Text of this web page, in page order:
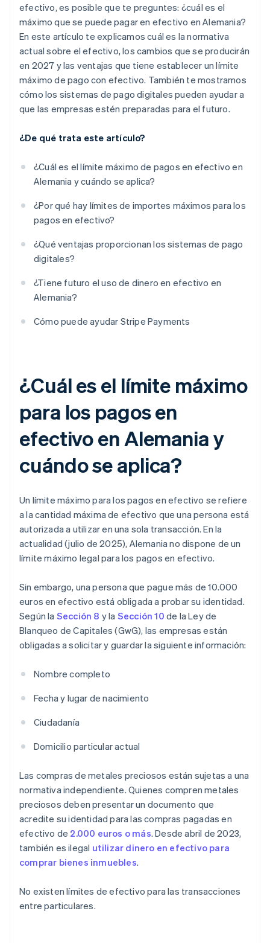
efectivo, es posible que te preguntes: ¿cuál es el
máximo que se puede pagar en efectivo en Alemania?
En este artículo te explicamos cuál es la normativa
actual sobre el efectivo, los cambios que se producirán
en 2027 y las ventajas que tiene establecer un límite
máximo de pago con efectivo. También te mostramos
cómo los sistemas de pago digitales pueden ayudar a
que las empresas estén preparadas para el futuro.
¿De qué trata este artículo?
¿Cuál es el límite máximo de pagos en efectivo en
Alemania y cuándo se aplica?
¿Por qué hay límites de importes máximos para los
pagos en efectivo?
¿Qué ventajas proporcionan los sistemas de pago
digitales?
¿Tiene futuro el uso de dinero en efectivo en
Alemania?
Cómo puede ayudar Stripe Payments
¿Cuál es el límite máximo
para los pagos en
efectivo en Alemania y
cuándo se aplica?
Un límite máximo para los pagos en efectivo se refiere
a la cantidad máxima de efectivo que una persona está
autorizada a utilizar en una sola transacción. En la
actualidad (julio de 2025), Alemania no dispone de un
límite máximo legal para los pagos en efectivo.
Sin embargo, una persona que pague más de 10.000
euros en efectivo está obligada a probar su identidad.
Según la Sección 8 y la Sección 10 de la Ley de
Blanqueo de Capitales (GwG), las empresas están
obligadas a solicitar y guardar la siguiente información:
Nombre completo
Fecha y lugar de nacimiento
Ciudadanía
Domicilio particular actual
Las compras de metales preciosos están sujetas a una
normativa independiente. Quienes compren metales
preciosos deben presentar un documento que
acredite su identidad para las compras pagadas en
efectivo de 2.000 euros o más. Desde abril de 2023,
también es ilegal utilizar dinero en efectivo para
comprar bienes inmuebles.
No existen límites de efectivo para las transacciones
entre particulares.